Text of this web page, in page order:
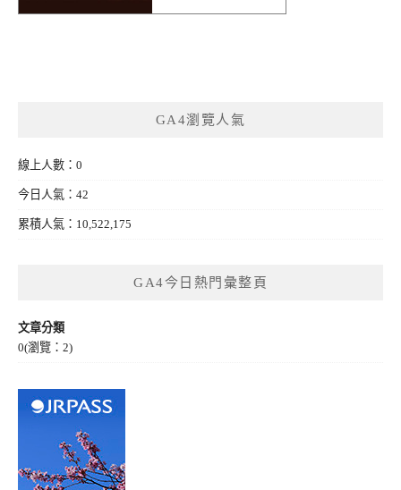
GA4瀏覽人氣
線上人數：0
今日人氣：42
累積人氣：10,522,175
GA4今日熱門彙整頁
文章分類
0(瀏覽：2)